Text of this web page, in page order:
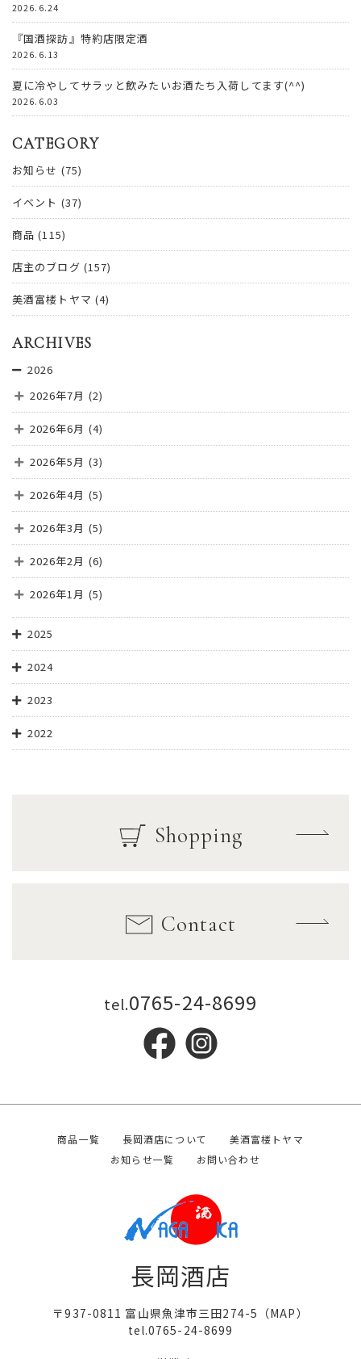
2026.6.24
『国酒探訪』特約店限定酒
2026.6.13
夏に冷やしてサラッと飲みたいお酒たち入荷してます(^^)
2026.6.03
CATEGORY
お知らせ (75)
イベント (37)
商品 (115)
店主のブログ (157)
美酒富楼トヤマ (4)
ARCHIVES
2026
2026年7月 (2)
2026年6月 (4)
2026年5月 (3)
2026年4月 (5)
2026年3月 (5)
2026年2月 (6)
2026年1月 (5)
2025
2024
2023
2022
Shopping
Contact
tel.0765-24-8699
商品一覧 長岡酒店について
美酒富楼トヤマ
お知らせ一覧
お問い合わせ
長岡酒店
〒937-0811 富山県魚津市三田274-5（MAP）
tel.0765-24-8699